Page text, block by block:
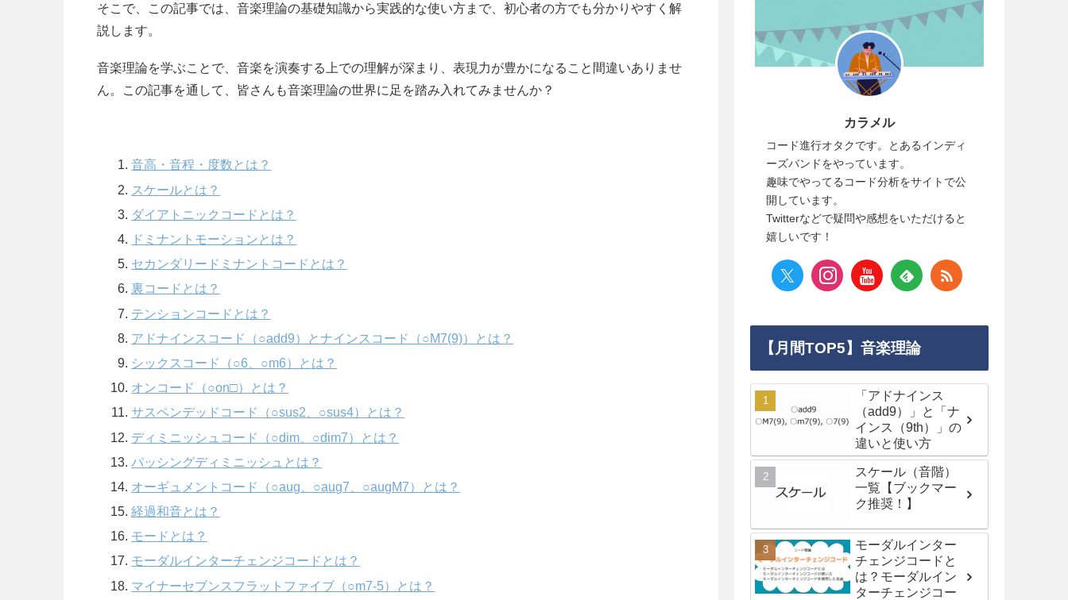
そこで、この記事では、音楽理論の基礎知識から実践的な使い方まで、初心者の方でも分かりやすく解
説します。
音楽理論を学ぶことで、音楽を演奏する上での理解が深まり、表現力が豊かになること間違いありませ
ん。この記事を通して、皆さんも音楽理論の世界に足を踏み入れてみませんか？
音高・音程・度数とは？
スケールとは？
ダイアトニックコードとは？
ドミナントモーションとは？
セカンダリードミナントコードとは？
裏コードとは？
テンションコードとは？
アドナインスコード（○add9）とナインスコード（○M7(9)）とは？
シックスコード（○6、○m6）とは？
オンコード（○on□）とは？
サスペンデッドコード（○sus2、○sus4）とは？
ディミニッシュコード（○dim、○dim7）とは？
パッシングディミニッシュとは？
オーギュメントコード（○aug、○aug7 、○augM7）とは？
経過和音とは？
モードとは？
モーダルインターチェンジコードとは？
マイナーセブンスフラットファイブ（○m7-5）とは？
カラメル
コード進行オタクです。とあるインディ
ーズバンドをやっています。
趣味でやってるコード分析をサイトで公
開しています。
Twitterなどで疑問や感想をいただけると
嬉しいです！
【月間TOP5】音楽理論
「アドナインス
（add9）」と「ナ
インス（9th）」の
違いと使い方
スケール（音階）
一覧【ブックマー
ク推奨！】
モーダルインター
チェンジコードと
は？モーダルイン
ターチェンジコー